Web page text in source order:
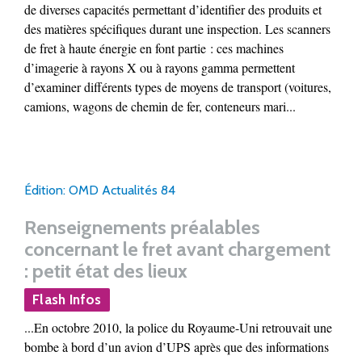
de diverses capacités permettant d’identifier des produits et
des matières spécifiques durant une inspection. Les scanners
de fret à haute énergie en font partie : ces machines
d’imagerie à rayons X ou à rayons gamma permettent
d’examiner différents types de moyens de transport (voitures,
camions, wagons de chemin de fer, conteneurs mari...
Édition: OMD Actualités 84
Renseignements préalables
concernant le fret avant chargement
: petit état des lieux
Flash Infos
...En octobre 2010, la police du Royaume-Uni retrouvait une
bombe à bord d’un avion d’UPS après que des informations